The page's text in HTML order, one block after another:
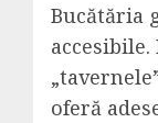
Bucătăria
oferă